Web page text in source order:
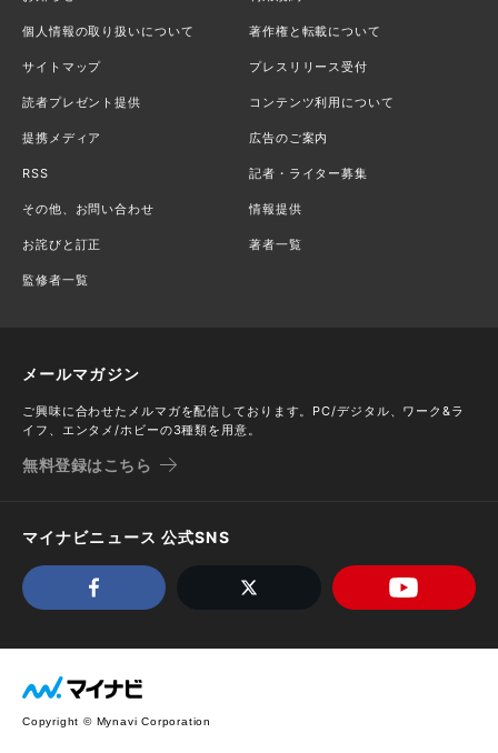
個人情報の取り扱いについて 著作権と転載について
サイトマップ プレスリリース受付
読者プレゼント提供 コンテンツ利用について
提携メディア 広告のご案内
RSS 記者・ライター募集
その他、お問い合わせ 情報提供
お詫びと訂正 著者一覧
監修者一覧
メールマガジン
ご興味に合わせたメルマガを配信しております。PC/デジタル、ワーク&ラ
イフ、エンタメ/ホビーの3種類を用意。
無料登録はこちら
マイナビニュース 公式SNS
Copyright © Mynavi Corporation